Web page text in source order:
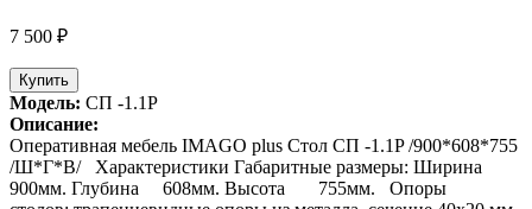
7 500 ₽
Купить
Модель: СП -1.1P
Описание:
Оперативная мебель IMAGO plus Стол СП -1.1P /900*608*755
/Ш*Г*В/ Характеристики Габаритные размеры: Ширина
900мм. Глубина 608мм. Высота 755мм. Опоры